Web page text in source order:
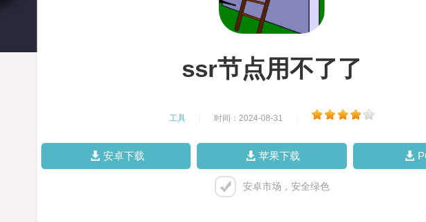
ssr节点用不了了
工具 时间：2024-08-31
安卓下载 苹果下载
安卓市场，安全绿色